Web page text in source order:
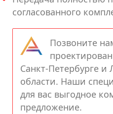
согласованного
Позвоните
Санкт-Петербурге и
области. Наши
для вас выгодное
предложение.